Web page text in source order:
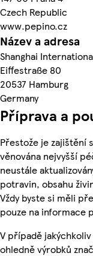
Czech Republic
www.pepino.cz
Název a adresa
Shanghai
Eiffestraße 80
20537 Hamburg
Germany
Příprava a
Přestože je zajištění
věnována nejvyšší
neustále
potravin, obsahu
Vždy byste si měli
pouze na informace
V případě
ohledně výrobků